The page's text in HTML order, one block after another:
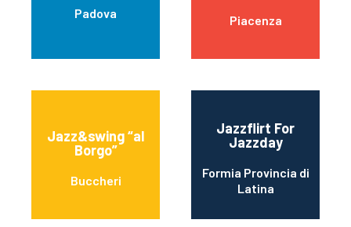
Padova Piacenza
Jazz&swing “al
Borgo”
Buccheri
Jazzflirt For
Jazzday
Formia Provincia di
Latina